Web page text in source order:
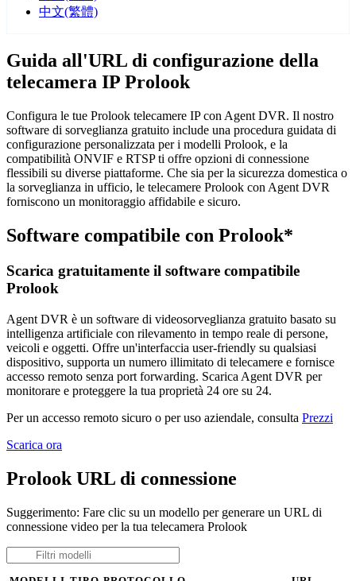
中文(繁體)
Guida all'URL di configurazione della
telecamera IP Prolook
Configura le tue Prolook telecamere IP con Agent DVR. Il nostro
software di sorveglianza gratuito include una procedura guidata di
configurazione personalizzata per i modelli Prolook, e la
compatibilità ONVIF e RTSP ti offre opzioni di connessione
flessibili su diverse piattaforme. Che sia per la sicurezza domestica o
la sorveglianza in ufficio, le telecamere Prolook con Agent DVR
forniscono un monitoraggio affidabile e sicuro.
Software compatibile con Prolook*
Scarica gratuitamente il software compatibile
Prolook
Agent DVR è un software di videosorveglianza gratuito basato su
intelligenza artificiale con rilevamento in tempo reale di persone,
veicoli e oggetti. Offre un'interfaccia user-friendly su qualsiasi
dispositivo, supporta un numero illimitato di telecamere e fornisce
accesso remoto senza port forwarding. Scarica Agent DVR per
monitorare e proteggere la tua proprietà 24 ore su 24.
Per un accesso remoto sicuro o per uso aziendale, consulta Prezzi
Scarica ora
Prolook URL di connessione
Suggerimento: Fare clic su un modello per generare un URL di
connessione video per la tua telecamera Prolook